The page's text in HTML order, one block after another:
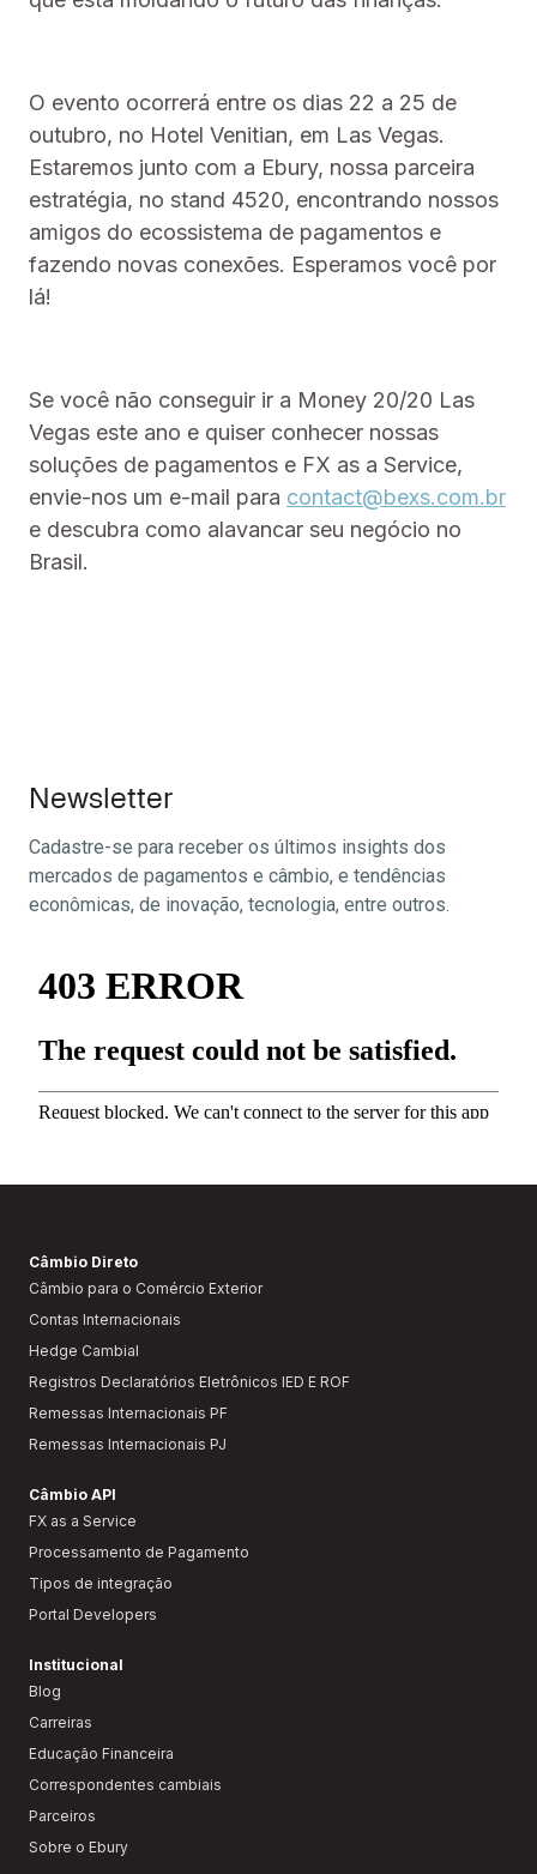
O evento ocorrerá entre os dias 22 a 25 de
outubro, no Hotel Venitian, em Las Vegas.
Estaremos junto com a Ebury, nossa parceira
estratégia, no stand 4520, encontrando nossos
amigos do ecossistema de pagamentos e
fazendo novas conexões. Esperamos você por
lá!
Se você não conseguir ir a Money 20/20 Las
Vegas este ano e quiser conhecer nossas
soluções de pagamentos e FX as a Service,
envie-nos um e-mail para contact@bexs.com.br
e descubra como alavancar seu negócio no
Brasil.
Newsletter
Cadastre-se para receber os últimos insights dos
mercados de pagamentos e câmbio, e tendências
econômicas, de inovação, tecnologia, entre outros.
Câmbio Direto
Câmbio para o Comércio Exterior
Contas Internacionais
Hedge Cambial
Registros Declaratórios Eletrônicos IED E ROF
Remessas Internacionais PF
Remessas Internacionais PJ
Câmbio API
FX as a Service
Processamento de Pagamento
Tipos de integração
Portal Developers
Institucional
Blog
Carreiras
Educação Financeira
Correspondentes cambiais
Parceiros
Sobre o Ebury